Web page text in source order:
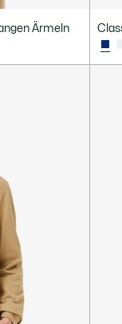
Ärmeln